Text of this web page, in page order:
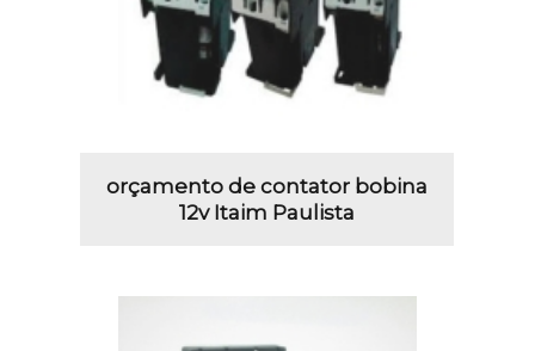
orçamento de contator bobina
12v Itaim Paulista